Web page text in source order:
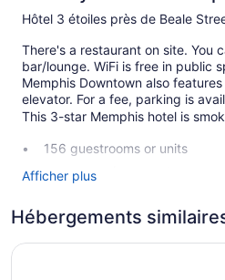
Hôtel 3 étoiles près de Beale
There's a restaurant on site. You
bar/lounge. WiFi is free in public
Memphis Downtown also
elevator. For a fee, parking is
This 3-star Memphis hotel is
156 guestrooms or units
Front desk (24 hours)
No smoking on site
Bar or lounge
Afficher plus
Hébergements
Hu. Hotel